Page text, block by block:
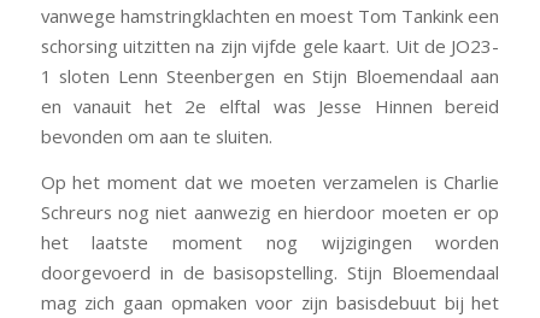
vanwege hamstringklachten en moest Tom Tankink een
schorsing uitzitten na zijn vijfde gele kaart. Uit de JO23-
1 sloten Lenn Steenbergen en Stijn Bloemendaal aan
en vanauit het 2e elftal was Jesse Hinnen bereid
bevonden om aan te sluiten.
Op het moment dat we moeten verzamelen is Charlie
Schreurs nog niet aanwezig en hierdoor moeten er op
het laatste moment nog wijzigingen worden
doorgevoerd in de basisopstelling. Stijn Bloemendaal
mag zich gaan opmaken voor zijn basisdebuut bij het